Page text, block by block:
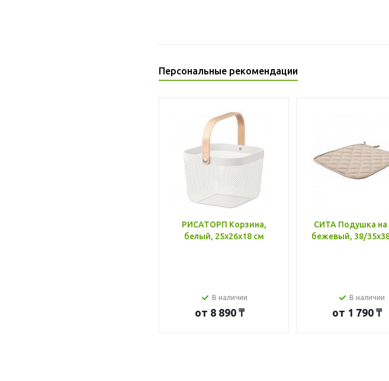
Персональные рекомендации
РИСАТОРП Корзина,
белый, 25x26x18 см
В наличии
от 8 890 ₸
СИТА Подушка на
бежевый, 38/
В наличии
от 1 790 ₸